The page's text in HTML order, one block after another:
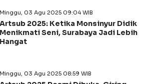
Minggu, 03 Agu 2025 09:04 WIB
Artsub 2025: Ketika Monsinyur Didik
Menikmati Seni, Surabaya Jadi Lebih
Hangat
Minggu, 03 Agu 2025 08:59 WIB